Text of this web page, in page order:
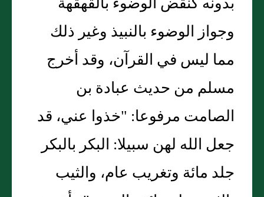
وجواز الوضوء بالنبيذ وغير ذلك
مما ليس في القرآن، وقد أخرج
مسلم من حديث عبادة بن
الصامت مرفوعا: "خذوا عني، قد
جعل الله لهن سبيلا: البكر بالبكر
جلد مائة وتغريب عام، والثيب